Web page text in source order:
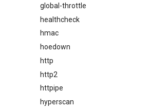
global-throttle
healthcheck
hmac
hoedown
http
http2
httpipe
hyperscan